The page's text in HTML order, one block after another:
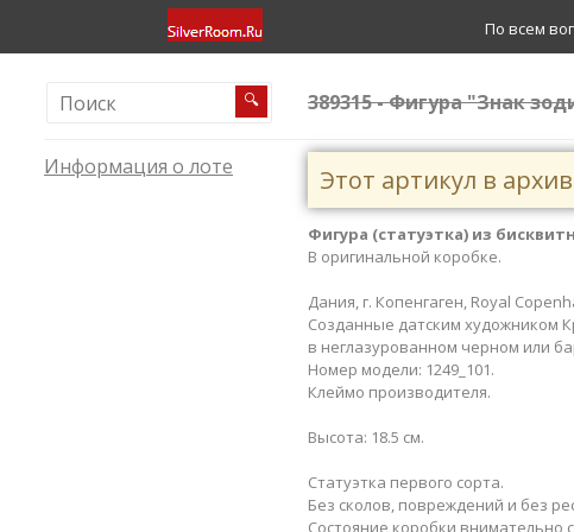
По всем
🔍 389315 - Фигура "Знак
Информация о лоте Этот артикул в
Фигура (статуэтка) из
В оригинальной коробке.
Дания, г. Копенгаген, Royal
Созданные датским художником
в неглазурованном черном или
Номер модели: 1249_101.
Клеймо производителя.
Высота: 18.5 см.
Статуэтка первого сорта.
Без сколов, повреждений и без
​Состояние коробки внимательно